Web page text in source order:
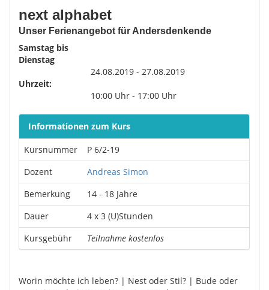
next alphabet
Unser Ferienangebot für Andersdenkende
Samstag bis
Dienstag
24.08.2019 - 27.08.2019
Uhrzeit:
10:00 Uhr - 17:00 Uhr
Informationen zum Kurs
Kursnummer
P 6/2-19
Dozent
Andreas Simon
Bemerkung
14 - 18 Jahre
Dauer
4 x 3 (U)Stunden
Kursgebühr
Teilnahme kostenlos
Worin möchte ich leben? | Nest oder Stil? | Bude oder